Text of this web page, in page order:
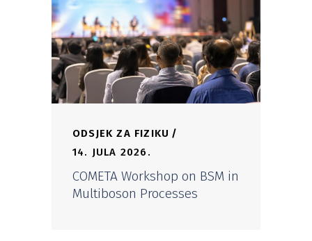
ODSJEK ZA FIZIKU
14. JULA 2026.
COMETA Workshop on BSM in
Multiboson Processes